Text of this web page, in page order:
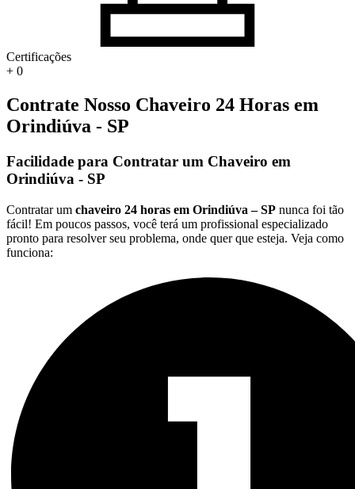
Certificações
+ 0
Contrate Nosso Chaveiro 24 Horas em
Orindiúva - SP
Facilidade para Contratar um Chaveiro em
Orindiúva - SP
Contratar um chaveiro 24 horas em Orindiúva – SP nunca foi tão
fácil! Em poucos passos, você terá um profissional especializado
pronto para resolver seu problema, onde quer que esteja. Veja como
funciona: